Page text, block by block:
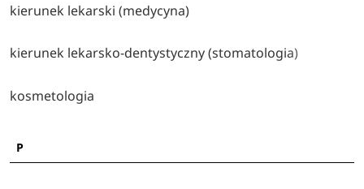
kierunek lekarski (medycyna)
kierunek lekarsko-dentystyczny (stomatologia)
kosmetologia
P